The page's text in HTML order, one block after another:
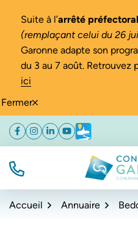
Fermer
Suite à l’arrêté
(remplaçant celui du 26
Garonne adapte son
du 3 au 7 août. Retrouvez
ici
Aller
navigation
Aller
au
Aller
au
de
Facebook
(ouverture dans un nouvel
Instagram
(ouverture dans un nouvel
Linkedin
(ouverture dans un
YouTube
(ouverture dans
Météo
(ouverture
TÉL.
Accueil Annuaire